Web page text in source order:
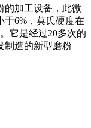
的加工设备，此微
于6%，莫氏硬度在
它是经过20多次的
制造的新型磨粉